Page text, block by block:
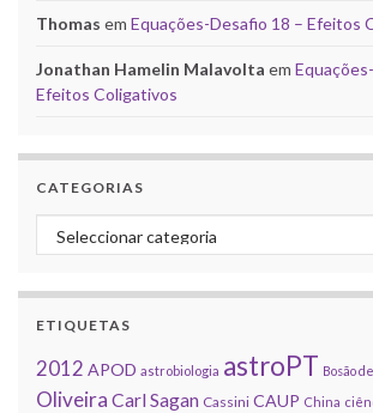
Thomas em Equações-Desafio 18 – Efeitos
Jonathan Hamelin Malavolta em
Efeitos Coligativos
CATEGORIAS
Categorias
ETIQUETAS
2012 APOD astrobiologia astroPT Bosão
Oliveira Carl Sagan Cassini CAUP China